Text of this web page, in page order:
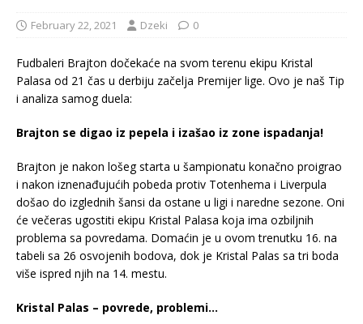
February 22, 2021 Dzeki 0
Fudbaleri Brajton dočekaće na svom terenu ekipu Kristal
Palasa od 21 čas u derbiju začelja Premijer lige. Ovo je naš Tip
i analiza samog duela:
Brajton se digao iz pepela i izašao iz zone ispadanja!
Brajton je nakon lošeg starta u šampionatu konačno proigrao
i nakon iznenađujućih pobeda protiv Totenhema i Liverpula
došao do izglednih šansi da ostane u ligi i naredne sezone. Oni
će večeras ugostiti ekipu Kristal Palasa koja ima ozbiljnih
problema sa povredama. Domaćin je u ovom trenutku 16. na
tabeli sa 26 osvojenih bodova, dok je Kristal Palas sa tri boda
više ispred njih na 14. mestu.
Kristal Palas – povrede, problemi…